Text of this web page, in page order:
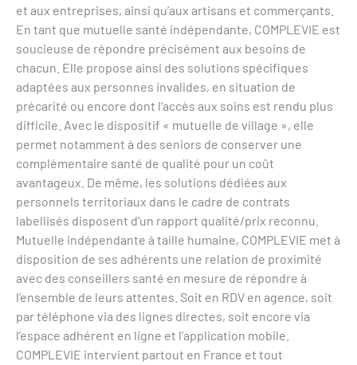
et aux entreprises, ainsi qu’aux artisans et commerçants.
En tant que mutuelle santé indépendante, COMPLEVIE est
soucieuse de répondre précisément aux besoins de
chacun. Elle propose ainsi des solutions spécifiques
adaptées aux personnes invalides, en situation de
précarité ou encore dont l’accès aux soins est rendu plus
difficile. Avec le dispositif « mutuelle de village », elle
permet notamment à des seniors de conserver une
complémentaire santé de qualité pour un coût
avantageux. De même, les solutions dédiées aux
personnels territoriaux dans le cadre de contrats
labellisés disposent d’un rapport qualité/prix reconnu.
Mutuelle indépendante à taille humaine, COMPLEVIE met à
disposition de ses adhérents une relation de proximité
avec des conseillers santé en mesure de répondre à
l’ensemble de leurs attentes. Soit en RDV en agence, soit
par téléphone via des lignes directes, soit encore via
l’espace adhérent en ligne et l’application mobile.
COMPLEVIE intervient partout en France et tout